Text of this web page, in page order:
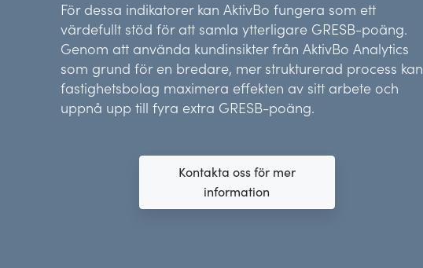
För dessa indikatorer kan AktivBo fungera som ett
värdefullt stöd för att samla ytterligare GRESB-poäng.
Genom att använda kundinsikter från AktivBo Analytics
som grund för en bredare, mer strukturerad process kan
fastighetsbolag maximera effekten av sitt arbete och
uppnå upp till fyra extra GRESB-poäng.
Kontakta oss för mer
information